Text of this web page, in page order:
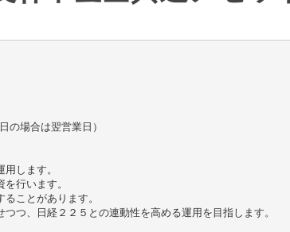
場合は翌営業日）
します。
行います。
ことがあります。
つ、日経２２５との連動性を高める運用を目指します。